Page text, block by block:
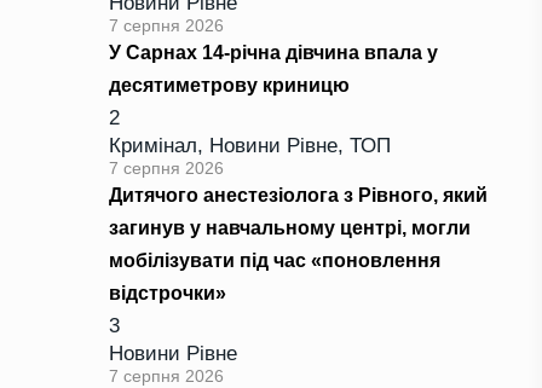
7 серпня 2026
У Сарнах 14-річна дівчина впала у
десятиметрову криницю
2
Кримінал, Новини Рівне, ТОП
7 серпня 2026
Дитячого анестезіолога з Рівного, який
загинув у навчальному центрі, могли
мобілізувати під час «поновлення
відстрочки»
3
Новини Рівне
7 серпня 2026